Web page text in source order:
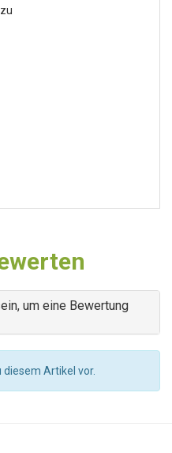
um eine Bewertung
Artikel vor.